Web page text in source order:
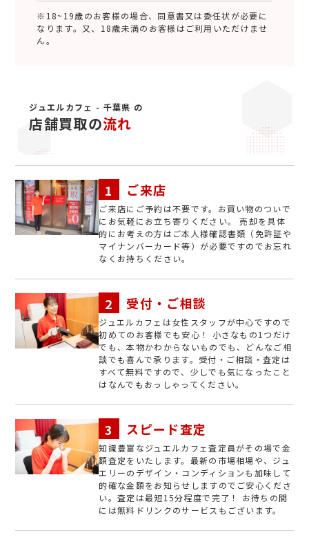
※18~19歳のお客様の場合、同意書又は委任状が必要に
なります。又、18歳未満のお客様はご利用いただけませ
ん。
ジュエルカフェ - 千葉県 の
店舗買取の流れ
ご来店
ご来店にご予約は不要です。お買い物のついで
にお気軽にお立ち寄りください。 売却を具体
的にお考えの方はご本人様確認書類（免許証や
マイナンバーカード等）が必要ですのでお忘れ
なくお持ちください。
受付・ご相談
ジュエルカフェは女性スタッフが中心ですので
初めてのお客様でも安心！ 小さなもの1つだけ
でも、本物かわからないものでも、どんなご相
談でも喜んで承ります。受付・ご相談・査定は
すべて無料ですので、少しでも気になったこと
はなんでもおっしゃってください。
スピード査定
知識豊富なジュエルカフェ査定員がその場で金
額査定をいたします。最新の市場相場や、ジュ
エリーのデザイン・コンディションも加味して
的確な金額をお知らせしますのでご安心くださ
い。査定は最短15分程度で完了！ お待ちの間
には無料ドリンクのサービスもございます。